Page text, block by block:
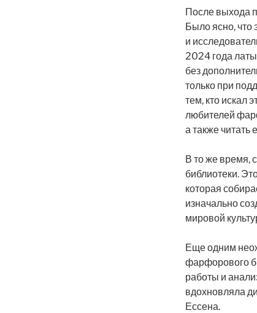
После выхода
Было ясно, что
и
2024 года
без
только при
тем, кто искал
любителей
а также читать
В то же время,
библиотеки.
которая
изначально
мировой
Еще одним
фарфорового
работы и
вдохновляла
Ессена.